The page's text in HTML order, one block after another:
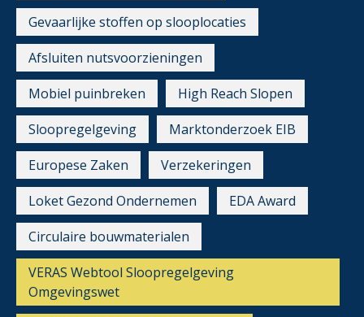
Gevaarlijke stoffen op slooplocaties
Afsluiten nutsvoorzieningen
Mobiel puinbreken
High Reach Slopen
Sloopregelgeving
Marktonderzoek EIB
Europese Zaken
Verzekeringen
Loket Gezond Ondernemen
EDA Award
Circulaire bouwmaterialen
VERAS Webtool Sloopregelgeving
Omgevingswet